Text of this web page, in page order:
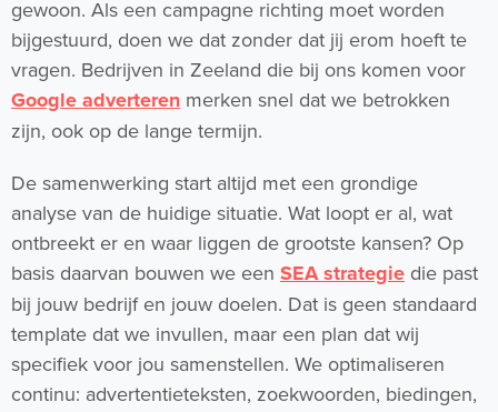
gewoon. Als een campagne richting moet worden
bijgestuurd, doen we dat zonder dat jij erom hoeft te
vragen. Bedrijven in Zeeland die bij ons komen voor
Google adverteren merken snel dat we betrokken
zijn, ook op de lange termijn.
De samenwerking start altijd met een grondige
analyse van de huidige situatie. Wat loopt er al, wat
ontbreekt er en waar liggen de grootste kansen? Op
basis daarvan bouwen we een SEA strategie die past
bij jouw bedrijf en jouw doelen. Dat is geen standaard
template dat we invullen, maar een plan dat wij
specifiek voor jou samenstellen. We optimaliseren
continu: advertentieteksten, zoekwoorden, biedingen,